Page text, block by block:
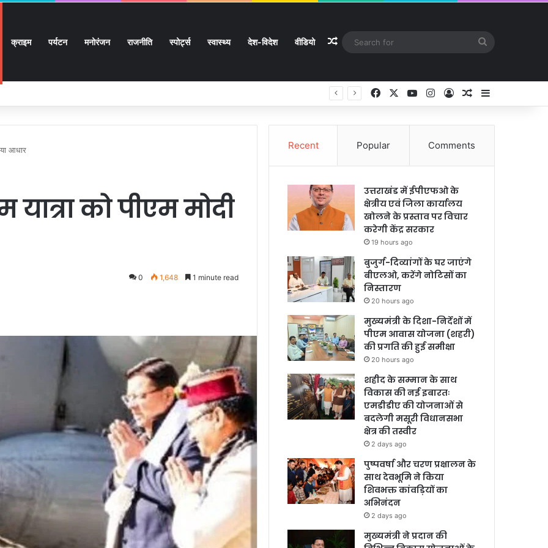
क्राइम पर्यटन मनोरंजन राजनीति स्पोर्ट्स स्वास्थ्य देश-विदेश वीडियो Random Article
घर जाएंगे बीएलओ, करेंगे नोटिसों का निस्तारण Facebook YouTubeInstagram
Log InRandom Article
आधार
को पीएम मोदी
0 1,648 1 minute read
Recent Popular Comments
उत्तराखंड में ईपीएफओ के
क्षेत्रीय एवं जिला कार्यालय
खोलने के प्रस्ताव पर विचार
करेगी केंद्र सरकार
19 hours ago
बुजुर्ग-दिव्यांगों के घर जाएंगे
बीएलओ, करेंगे नोटिसों का
निस्तारण
20 hours ago
मुख्यमंत्री के दिशा-निर्देशों में
पीएम आवास योजना (शहरी)
की प्रगति की हुई समीक्षा
20 hours ago
शहीद के सम्मान के साथ
विकास की नई इबारतः
एमडीडीए की योजनाओं से
बदलेगी मसूरी विधानसभा
क्षेत्र की तस्वीर
2 days ago
पुष्पवर्षा और चरण प्रक्षालन के
साथ देवभूमि ने किया
शिवभक्त कांवड़ियों का
अभिनंदन
2 days ago
मुख्यमंत्री ने प्रदान की